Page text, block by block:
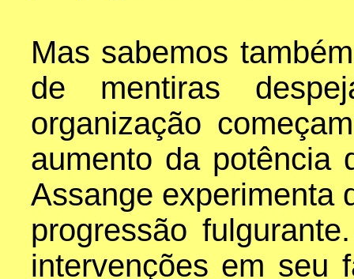
Mas sabemos
de mentiras
organização
aumento da potência
Assange experimenta
progressão
intervenções em seu